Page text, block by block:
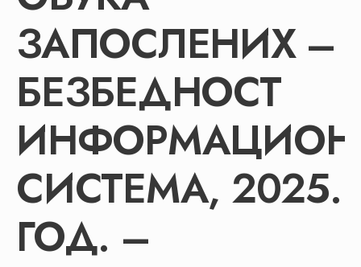
ЗАПОСЛЕНИХ –
БЕЗБЕДНОСТ
СИСТЕМА, 2025.
ГОД. –